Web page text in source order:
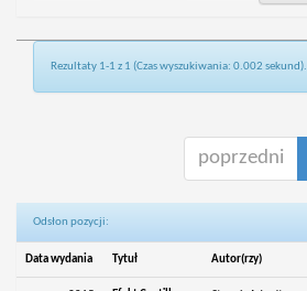
Rezultaty 1-1 z 1 (Czas wyszukiwania: 0.002 sekund).
poprzedni
Odsłon pozycji:
Data wydania Tytuł Autor(rzy)